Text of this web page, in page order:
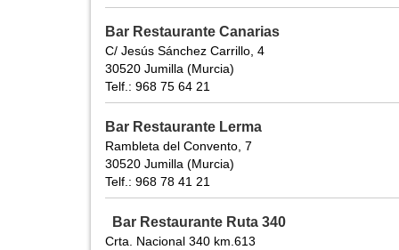
Bar Restaurante Canarias
C/ Jesús Sánchez Carrillo, 4
30520 Jumilla (Murcia)
Telf.: 968 75 64 21
Bar Restaurante Lerma
Rambleta del Convento, 7
30520 Jumilla (Murcia)
Telf.: 968 78 41 21
Bar Restaurante Ruta 340
Crta. Nacional 340 km.613